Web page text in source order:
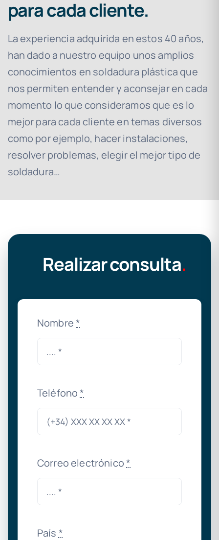
para cada cliente.
La experiencia adquirida en estos 40 años,
han dado a nuestro equipo unos amplios
conocimientos en soldadura plástica que
nos permiten entender y aconsejar en cada
momento lo que consideramos que es lo
mejor para cada cliente en temas diversos
como por ejemplo, hacer instalaciones,
resolver problemas, elegir el mejor tipo de
soldadura…
Realizar consulta.
Nombre*
Teléfono*
Correo electrónico*
País *